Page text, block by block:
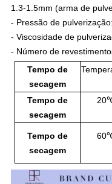
1.3-1.5mm (arma de
- Pressão de
- Viscosidade de
- Número de
Tempo de
secagem
Tempo de
secagem
Tempo de
secagem